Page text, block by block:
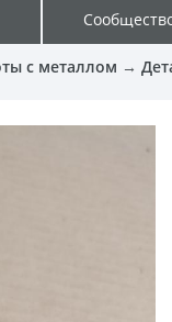
с металлом →